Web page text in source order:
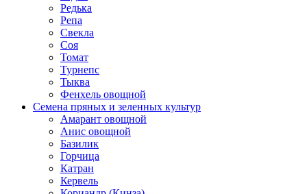
Редька
Репа
Свекла
Соя
Томат
Турнепс
Тыква
Фенхель овощной
Семена пряных и зеленных культур
Амарант овощной
Анис овощной
Базилик
Горчица
Катран
Кервель